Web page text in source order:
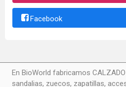
Facebook
En BioWorld fabricamos
sandalias, zuecos, zapatillas,